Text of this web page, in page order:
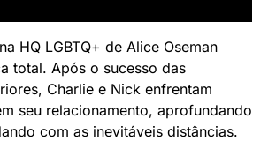
HQ LGBTQ+ de Alice Oseman
total. Após o sucesso das
Charlie e Nick enfrentam
seu relacionamento, aprofundando
com as inevitáveis distâncias.